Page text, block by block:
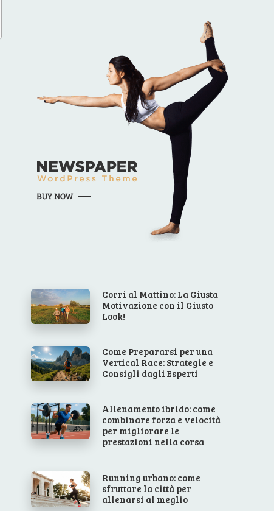
Corri al Mattino: La Giusta
Motivazione con il Giusto
Look!
Come Prepararsi per una
Vertical Race: Strategie e
Consigli dagli Esperti
Allenamento ibrido: come
combinare forza e velocità
per migliorare le
prestazioni nella corsa
Running urbano: come
sfruttare la città per
allenarsi al meglio